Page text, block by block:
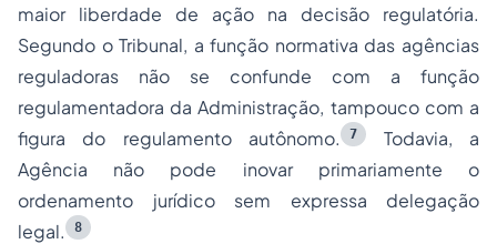
maior liberdade de ação na decisão regulatória.
Segundo o Tribunal, a função normativa das agências
reguladoras não se confunde com a função
regulamentadora da Administração, tampouco com a
figura do regulamento autônomo. 7 Todavia, a
Agência não pode inovar primariamente o
ordenamento jurídico sem expressa delegação
legal. 8